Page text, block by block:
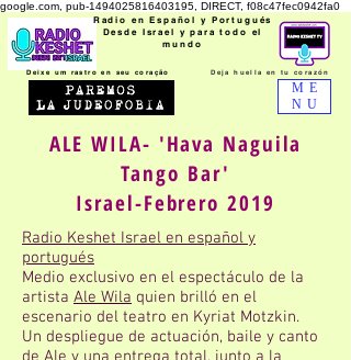
google.com, pub-1494025816403195, DIRECT, f08c47fec0942fa0
Radio en Español y Portugués
Desde Israel y para todo el
mundo
Deixe um rastro en seu coração Deja huella en tucorazón
ME
NU
ALE WILA- 'Hava Naguila
Tango Bar'
Israel-Febrero 2019
Radio Keshet Israel en español y
portugués
Medio exclusivo en el espectáculo de la
artista Ale Wila quien brilló en el
escenario del teatro en Kyriat Motzkin.
Un despliegue de actuación, baile y canto